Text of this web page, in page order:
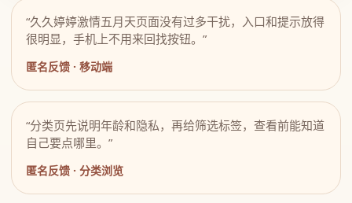
“久久婷婷激情五月天页面没有过多干扰，入口和提示放得
很明显，手机上不用来回找按钮。”
匿名反馈 · 移动端
“分类页先说明年龄和隐私，再给筛选标签，查看前能知道
自己要点哪里。”
匿名反馈 · 分类浏览